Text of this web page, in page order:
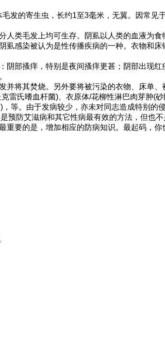
发的寄生虫，长约1至3毫米，无翼。因常
类毛发上均可生存。阴虱以人类的血液为
虱感染被认为是性传播疾病的一种。衣物和
部搔痒，特别是夜间搔痒更甚；阴部出现
将其焚烧。另外要将被污染的衣物、床单
雷氏嗜血杆菌)、衣原体/花柳性淋巴肉芽肿(
等。由于发病较少，亦未对同志造成特别的
预防艾滋病和其它性病最有效的方法，但也
重要的是，增加相应的防病知识。最起码，